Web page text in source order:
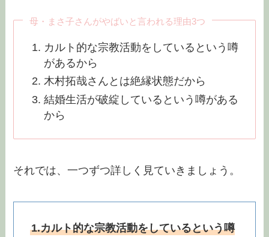
母・まさ子さんがやばいと言われる理由3つ
カルト的な宗教活動をしているという噂
があるから
木村拓哉さんとは絶縁状態だから
結婚生活が破綻しているという噂がある
から
それでは、一つずつ詳しく見ていきましょう。
1.カルト的な宗教活動をしているという噂